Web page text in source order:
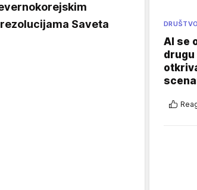
Saveta
DRUŠTVO
AI se